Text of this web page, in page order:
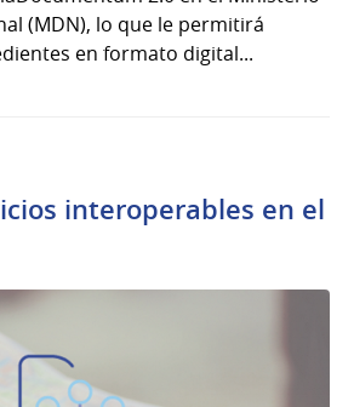
(MDN), lo que le permitirá
en formato digital...
interoperables en el